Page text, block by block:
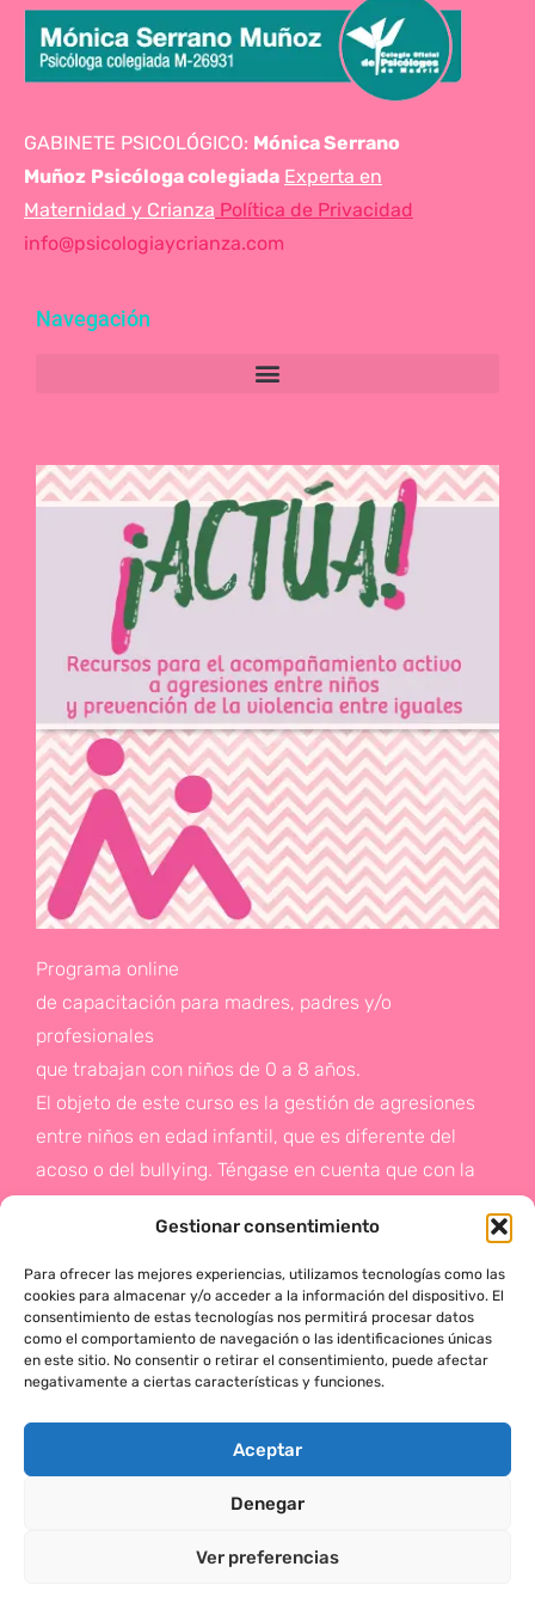
Gestionar consentimiento
Para ofrecer las mejores experiencias, utilizamos tecnologías como las
cookies para almacenar y/o acceder a la información del dispositivo. El
consentimiento de estas tecnologías nos permitirá procesar datos
como el comportamiento de navegación o las identificaciones únicas
en este sitio. No consentir o retirar el consentimiento, puede afectar
negativamente a ciertas características y funciones.
Aceptar
Denegar
Ver preferencias
GABINETE PSICOLÓGICO: Mónica Serrano
Muñoz Psicóloga colegiada Experta en
Maternidad y Crianza Política de Privacidad
info@psicologiaycrianza.com
Navegación
Programa online
de capacitación para madres, padres y/o
profesionales
que trabajan con niños de 0 a 8 años.
El objeto de este curso es la gestión de agresiones
entre niños en edad infantil, que es diferente del
acoso o del bullying. Téngase en cuenta que con la
gestión de agresiones pretendemos sentar las bases
de la prevención a un problema que suele aparecer
en etapas posteriores como es el acoso.
Si deseas más información,
haz click en este enlace:
MÓNICA SERRANO © 2025 TODOS LOS DERECHOS RESERVADOS